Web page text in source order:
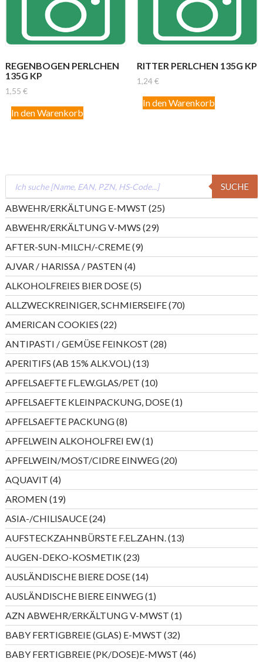
REGENBOGEN PERLCHEN
135G KP
1,55 €
In den Warenkorb
RITTER PERLCHEN 135G KP
1,24€
In den Warenkorb
Products
search
SUCHE
ABWEHR/ERKÄLTUNG E-MWST 2525
Produkte
ABWEHR/ERKÄLTUNG V-MWS 2929
Produkte
AFTER-SUN-MILCH/-CREME 99
Produkte
AJVAR / HARISSA / PASTEN 44
Produkte
ALKOHOLFREIES BIER DOSE 55
Produkte
ALLZWECKREINIGER, SCHMIERSEIFE 7070
Produkte
AMERICAN COOKIES 2222
Produkte
ANTIPASTI / GEMÜSE FEINKOST 2828
Produkte
APERITIFS (AB 15% ALK.VOL) 1313
Produkte
APFELSAEFTE FL.EW.GLAS/PET 1010
Produkte
APFELSAEFTE KLEINPACKUNG, DOSE 11
Produkt
APFELSAEFTE PACKUNG 88
Produkte
APFELWEIN ALKOHOLFREI EW 11
Produkt
APFELWEIN/MOST/CIDRE EINWEG 2020
Produkte
AQUAVIT 44
Produkte
AROMEN 1919
Produkte
ASIA-/CHILISAUCE 2424
Produkte
AUFSTECKZAHNBÜRSTE F.EL.ZAHN. 1313
Produkte
AUGEN-DEKO-KOSMETIK 2323
Produkte
AUSLÄNDISCHE BIERE DOSE 1414
Produkte
AUSLÄNDISCHE BIERE EINWEG 11
Produkt
AZN ABWEHR/ERKÄLTUNG V-MWST 11
Produkt
BABY FERTIGBREIE (GLAS) E-MWST 3232
Produkte
BABY FERTIGBREIE (PK/DOSE)E-MWST 4646